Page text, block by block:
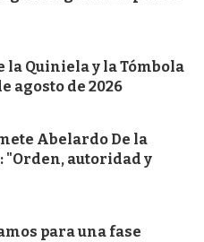
la Quiniela y la Tómbola
agosto de 2026
Abelardo De la
"Orden, autoridad y
para una fase